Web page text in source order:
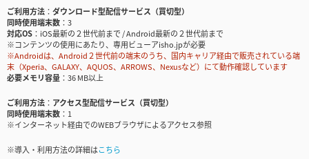
ご利用方法
ダウンロード型配信サービス（買切型）
同時使用端末数
3
対応OS
iOS最新の２世代前まで / Android最新の２世代前まで
※コンテンツの使用にあたり、専用ビューアisho.jpが必要
※Androidは、Android２世代前の端末のうち、国内キャリア経由で販売されている端
末（Xperia、GALAXY、AQUOS、ARROWS、Nexusなど）にて動作確認しています
必要メモリ容量
36 MB以上
ご利用方法
アクセス型配信サービス（買切型）
同時使用端末数
1
※インターネット経由でのWEBブラウザによるアクセス参照
※導入・利用方法の詳細はこちら